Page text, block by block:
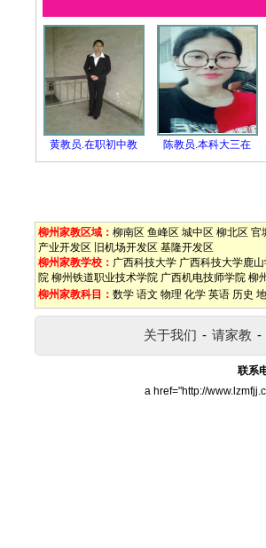
黄教员.在职初中教 陈教员.本科大三在
柳州家教区域： 柳南区 鱼峰区 城中区 柳北区 官
产业开发区
旧机场开发区 基隆开发区
柳州家教学校： 广西科技大学 广西科技大学鹿
院 柳州铁道职业技术学院 广西机电技师学院 柳
柳州家教科目： 数学 语文 物理 化学 英语 历史
关于我们 - 请家教 -
联系
a href="http://